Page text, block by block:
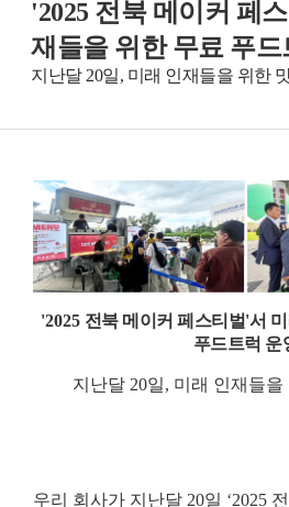
'2025 전북 메이커 페
재들을 위한 무료 푸드
지난달 20일, 미래 인재들을 위한
'2025 전북 메이커 페스티벌'서
푸드트럭 운
지난달 20일, 미래 인재들을
우리 회사가 지난달 20일 ‘2025